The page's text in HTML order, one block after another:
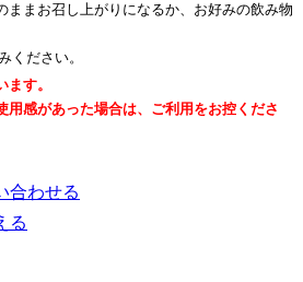
ままお召し上がりになるか、お好みの飲み物
ください。
す。
用感があった場合は、ご利用をお控くださ
合わせる
る